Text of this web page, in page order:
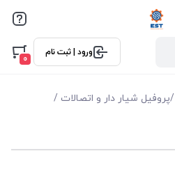
ورود | ثبت نام
0
/پروفیل شیار دار و اتصالات /